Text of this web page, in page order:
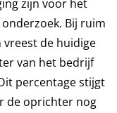
zijn voor het
Bij ruim
de huidige
van het bedrijf
percentage stijgt
de oprichter nog